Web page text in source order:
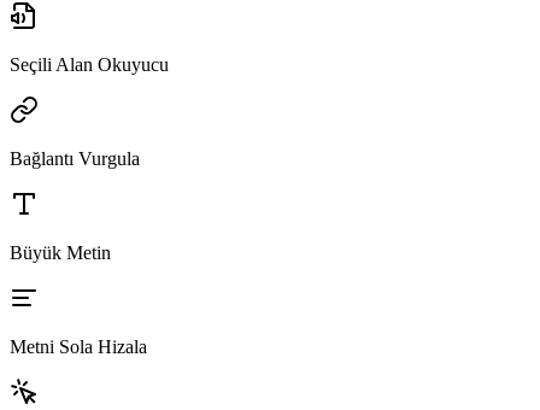
Seçili Alan Okuyucu
Bağlantı Vurgula
Büyük Metin
Metni Sola Hizala